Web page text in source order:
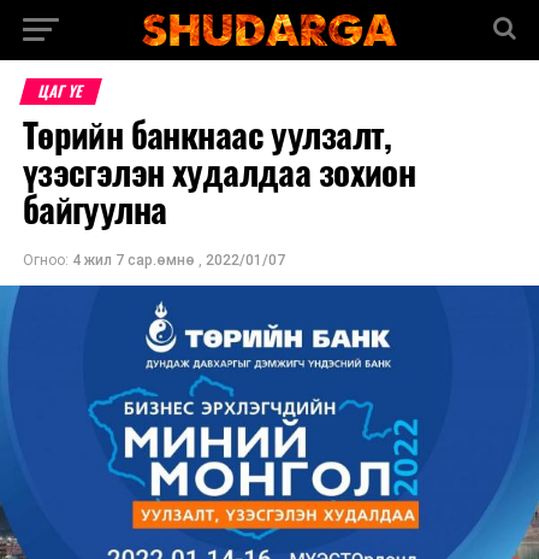
ЦАГ ҮЕ
Төрийн банкнаас уулзалт,
үзэсгэлэн худалдаа зохион
байгуулна
Огноо: 4 жил 7 сар.өмнө , 2022/01/07